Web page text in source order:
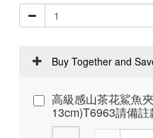
Buy Together and
高級感山茶花鯊魚
13cm)T6963請備